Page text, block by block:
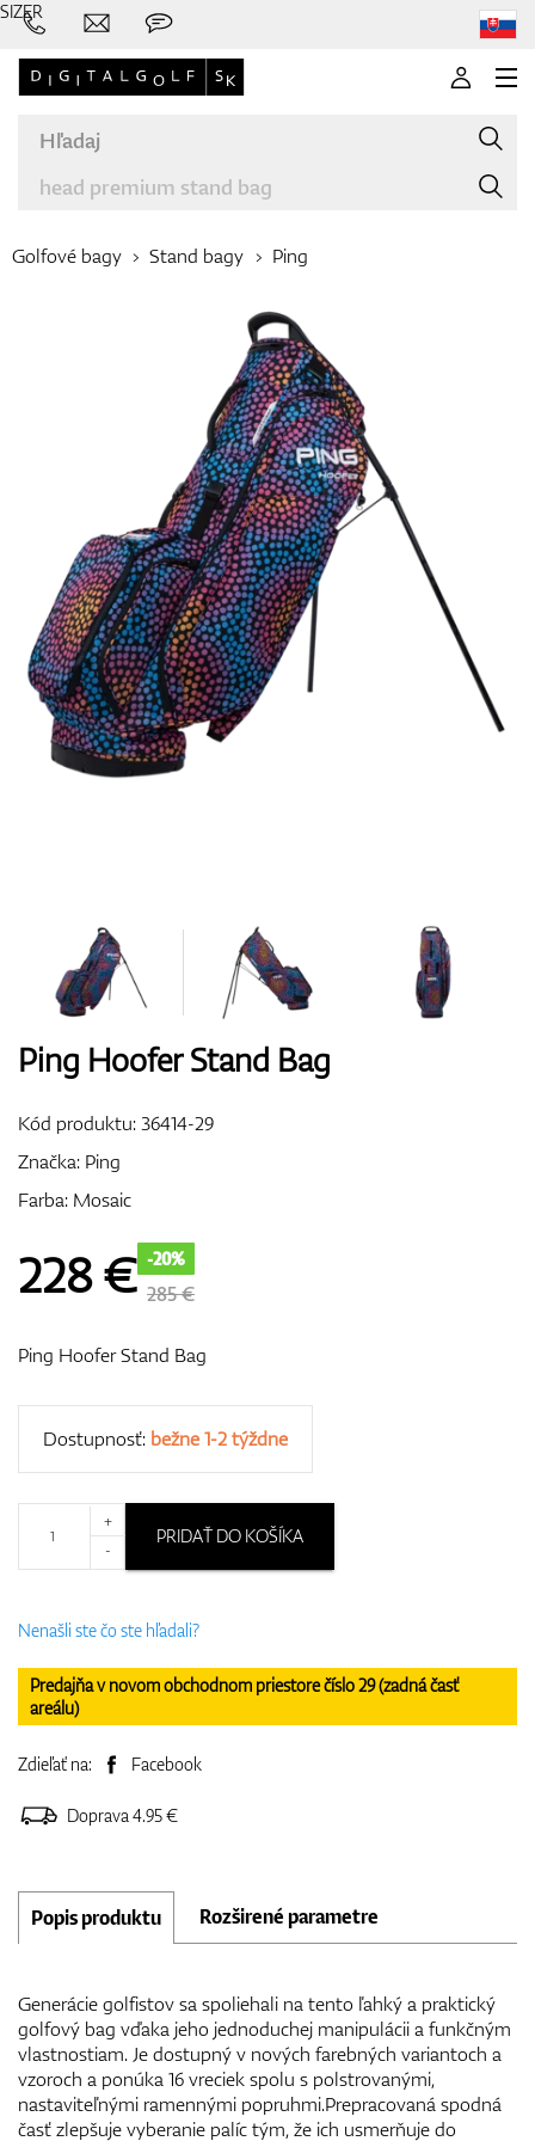
Značky
Palice
Oblečenie
Topánky
Bagy
Darčekové poukážky
Golfové bagy Stand bagy Ping
Ping Hoofer Stand Bag
Kód produktu:36414-29
Značka: Ping
Farba: Mosaic
228€ -20%
285 €
Ping Hoofer Stand Bag
Dostupnosť: bežne 1-2 týždne
+
-
PRIDAŤ DO KOŠÍKA
Nenašli ste čo ste hľadali?
Predajňa v novom obchodnom priestore číslo 29 (zadná časť
areálu)
Zdieľať na: Facebook
Doprava 4.95 €
Popis produktu Rozširené parametre
Generácie golfistov sa spoliehali na tento ľahký a praktický
golfový bag vďaka jeho jednoduchej manipulácii a funkčným
vlastnostiam. Je dostupný v nových farebných variantoch a
vzoroch a ponúka 16 vreciek spolu s polstrovanými,
nastaviteľnými ramennými popruhmi.Prepracovaná spodná
časť zlepšuje vyberanie palíc tým, že ich usmerňuje do
SIZER